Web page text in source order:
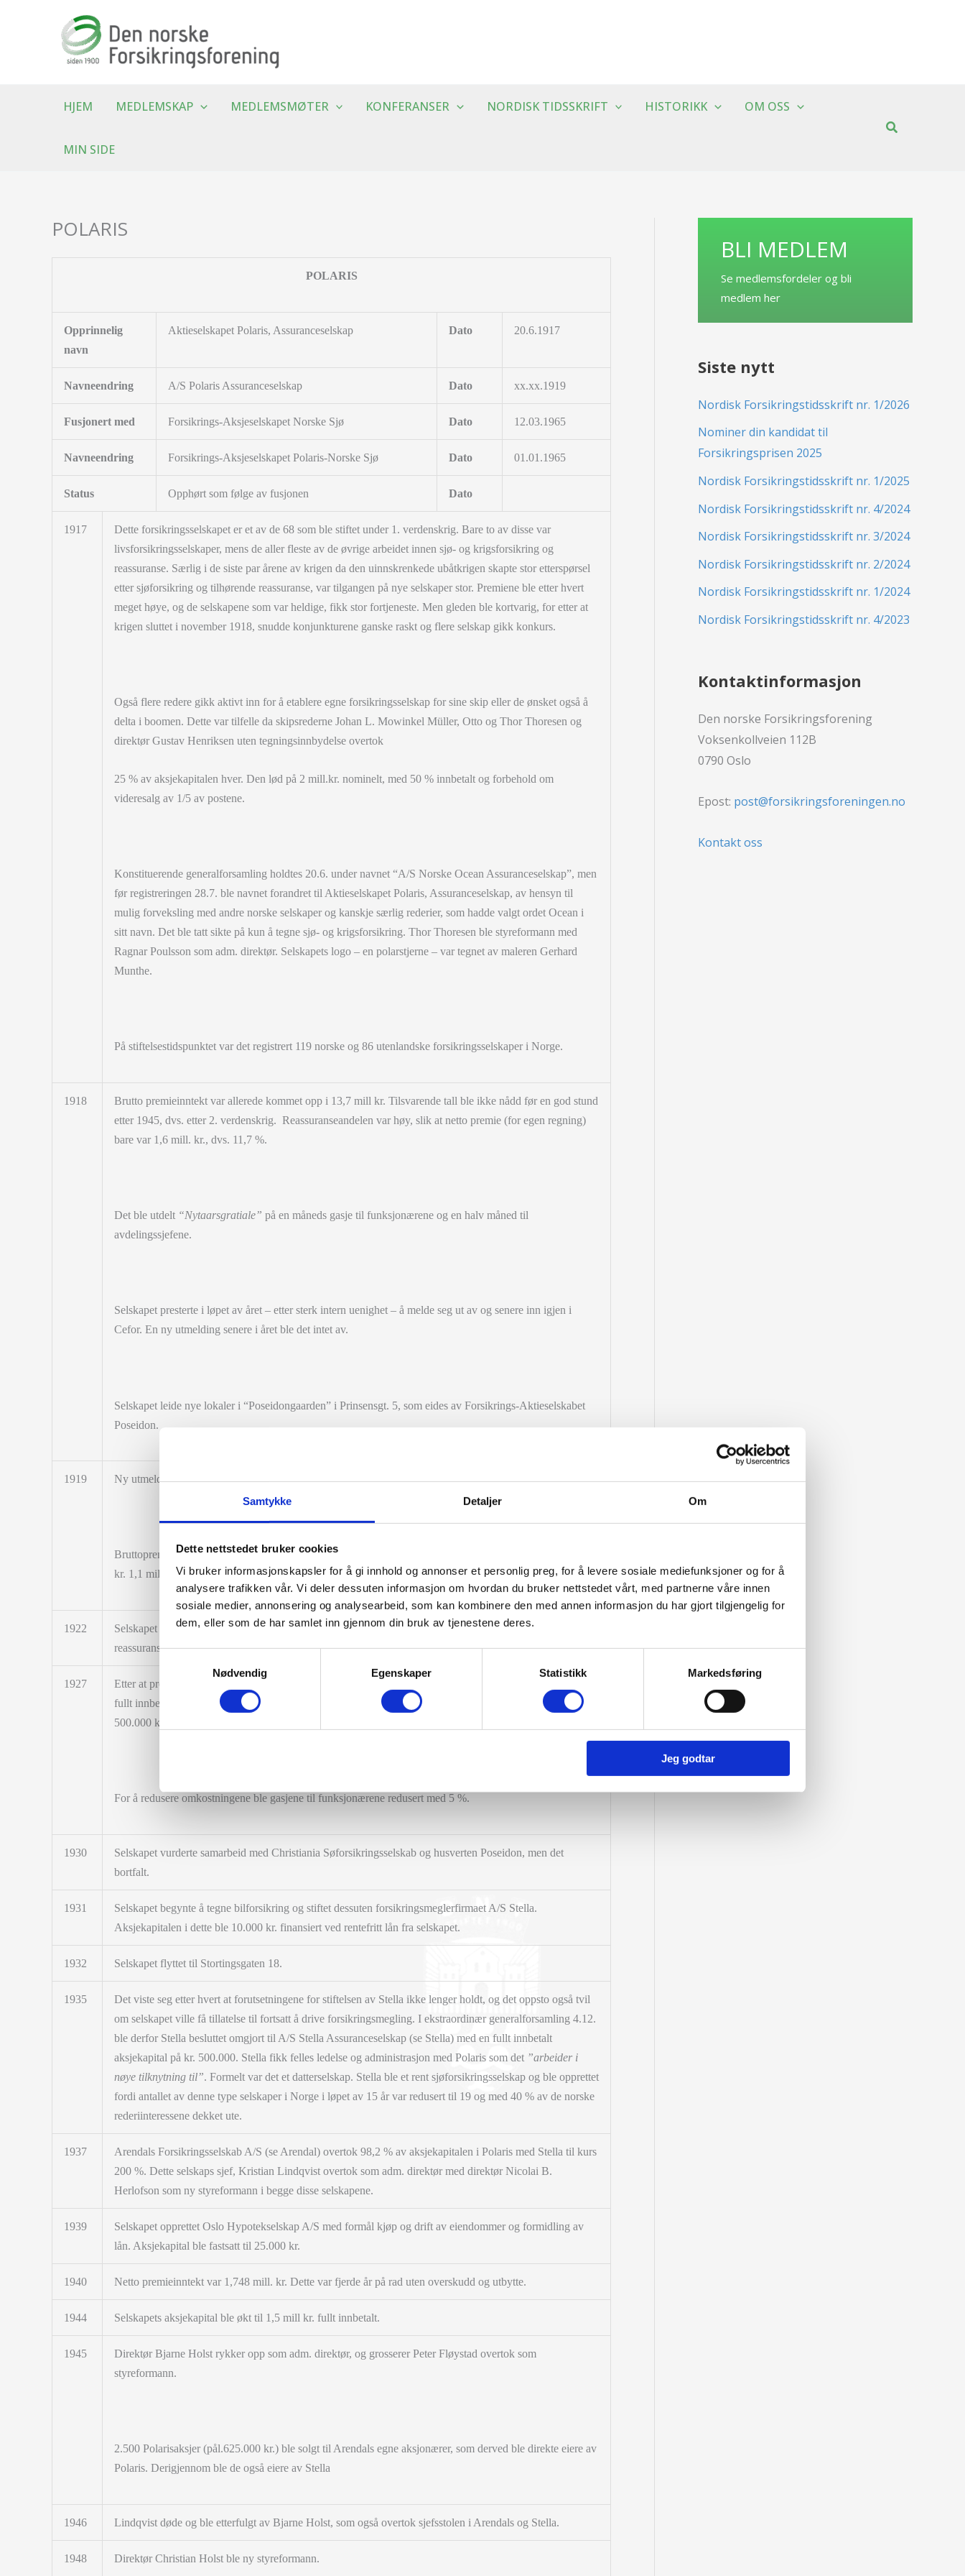
Samtykke Detaljer Om
Dette nettstedet bruker cookies
Vi bruker informasjonskapsler for å gi innhold og annonser et personlig preg, for å levere sosiale mediefunksjoner og for å
analysere trafikken vår. Vi deler dessuten informasjon om hvordan du bruker nettstedet vårt, med partnerne våre innen
sosiale medier, annonsering og analysearbeid, som kan kombinere den med annen informasjon du har gjort tilgjengelig for
dem, eller som de har samlet inn gjennom din bruk av tjenestene deres.
Samtykkevalg
Nødvendig
Egenskaper Statistikk Markedsføring
Jeg godtar
HJEM MEDLEMSKAP MEDLEMSMØTER KONFERANSER NORDISK TIDSSKRIFT HISTORIKK OM OSS
MIN SIDE
POLARIS
POLARIS
Opprinnelig
navn
Aktieselskapet Polaris, Assuranceselskap Dato 20.6.1917
Navneendring A/S Polaris Assuranceselskap Dato xx.xx.1919
Fusjonert med Forsikrings-Aksjeselskapet Norske Sjø Dato 12.03.1965
Navneendring Forsikrings-Aksjeselskapet Polaris-Norske Sjø Dato 01.01.1965
Status Opphørt som følge av fusjonen Dato
1917
Dette forsikringsselskapet er et av de 68 som ble stiftet under 1. verdenskrig. Bare to av disse var
livsforsikringsselskaper, mens de aller fleste av de øvrige arbeidet innen sjø- og krigsforsikring og
reassuranse. Særlig i de siste par årene av krigen da den uinnskrenkede ubåtkrigen skapte stor etterspørsel
etter sjøforsikring og tilhørende reassuranse, var tilgangen på nye selskaper stor. Premiene ble etter hvert
meget høye, og de selskapene som var heldige, fikk stor fortjeneste. Men gleden ble kortvarig, for etter at
krigen sluttet i november 1918, snudde konjunkturene ganske raskt og flere selskap gikk konkurs.
Også flere redere gikk aktivt inn for å etablere egne forsikringsselskap for sine skip eller de ønsket også å
delta i boomen. Dette var tilfelle da skipsrederne Johan L. Mowinkel Müller, Otto og Thor Thoresen og
direktør Gustav Henriksen uten tegningsinnbydelse overtok
25 % av aksjekapitalen hver. Den lød på 2 mill.kr. nominelt, med 50 % innbetalt og forbehold om
videresalg av 1/5 av postene.
Konstituerende generalforsamling holdtes 20.6. under navnet “A/S Norske Ocean Assuranceselskap”, men
før registreringen 28.7. ble navnet forandret til Aktieselskapet Polaris, Assuranceselskap, av hensyn til
mulig forveksling med andre norske selskaper og kanskje særlig rederier, som hadde valgt ordet Ocean i
sitt navn. Det ble tatt sikte på kun å tegne sjø- og krigsforsikring. Thor Thoresen ble styreformann med
Ragnar Poulsson som adm. direktør. Selskapets logo – en polarstjerne – var tegnet av maleren Gerhard
Munthe.
På stiftelsestidspunktet var det registrert 119 norske og 86 utenlandske forsikringsselskaper i Norge.
1918
Brutto premieinntekt var allerede kommet opp i 13,7 mill kr. Tilsvarende tall ble ikke nådd før en god stund
etter 1945, dvs. etter 2. verdenskrig. Reassuranseandelen var høy, slik at netto premie (for egen regning)
bare var 1,6 mill. kr., dvs. 11,7 %.
Det ble utdelt “Nytaarsgratiale” på en måneds gasje til funksjonærene og en halv måned til
avdelingssjefene.
Selskapet presterte i løpet av året – etter sterk intern uenighet – å melde seg ut av og senere inn igjen i
Cefor. En ny utmelding senere i året ble det intet av.
Selskapet leide nye lokaler i “Poseidongaarden” i Prinsensgt. 5, som eides av Forsikrings-Aktieselskabet
Poseidon.
1919 Ny utmeldelse av Cefor ble foretatt.
Bruttopremie var nå sunket til 9,1 mill. kr. og med konservativ egenregningspolitikk var nettopremien bare
kr. 1,1 mill. kr. Årets overskudd ble likevel hele kr. 400.000.
1922
Selskapet gikk sammen med A/S Wikborgs Assuranceselskap (se Vega) om felleskontor og felles
reassuranse for tegning av brannforsikring.
1927
Etter at premieinntekten nå var redusert til 4.0 mill kr. brutto, ble aksjekapitalen nedskrevet til 1 mill. kr.
fullt innbetalt. Etter overførsel fra disposisjonsfondet var reservefondet kommet opp i lovens krav på
500.000 kr.
For å redusere omkostningene ble gasjene til funksjonærene redusert med 5 %.
1930
Selskapet vurderte samarbeid med Christiania Søforsikringsselskab og husverten Poseidon, men det
bortfalt.
1931
Selskapet begynte å tegne bilforsikring og stiftet dessuten forsikringsmeglerfirmaet A/S Stella.
Aksjekapitalen i dette ble 10.000 kr. finansiert ved rentefritt lån fra selskapet.
1932 Selskapet flyttet til Stortingsgaten 18.
1935
Det viste seg etter hvert at forutsetningene for stiftelsen av Stella ikke lenger holdt, og det oppsto også tvil
om selskapet ville få tillatelse til fortsatt å drive forsikrings­megling. I ekstraordinær generalforsamling 4.12.
ble derfor Stella besluttet omgjort til A/S Stella Assuranceselskap (se Stella) med en fullt innbetalt
aksjekapital på kr. 500.000. Stella fikk felles ledelse og administrasjon med Polaris som det ”arbeider i
nøye tilknytning til”. Formelt var det et datterselskap. Stella ble et rent sjøforsikringsselskap og ble opprettet
fordi antallet av denne type selskaper i Norge i løpet av 15 år var redusert til 19 og med 40 % av de norske
rederiinteressene dekket ute.
1937
Arendals Forsikringsselskab A/S (se Arendal) overtok 98,2 % av aksjekapitalen i Polaris med Stella til kurs
200 %. Dette selskaps sjef, Kristian Lindqvist overtok som adm. direktør med direktør Nicolai B.
Herlofson som ny styreformann i begge disse selskapene.
1939
Selskapet opprettet Oslo Hypotekselskap A/S med formål kjøp og drift av eiendommer og formidling av
lån. Aksjekapital ble fastsatt til 25.000 kr.
1940 Netto premieinntekt var 1,748 mill. kr. Dette var fjerde år på rad uten overskudd og utbytte.
1944 Selskapets aksjekapital ble økt til 1,5 mill kr. fullt innbetalt.
1945
Direktør Bjarne Holst rykker opp som adm. direktør, og grosserer Peter Fløystad overtok som
styreformann.
2.500 Polarisaksjer (pål.625.000 kr.) ble solgt til Arendals egne aksjonærer, som derved ble direkte eiere av
Polaris. Derigjennom ble de også eiere av Stella
1946 Lindqvist døde og ble etterfulgt av Bjarne Holst, som også overtok sjefsstolen i Arendals og Stella.
1948 Direktør Christian Holst ble ny styreformann.
BLI MEDLEM
Se medlemsfordeler og bli
medlem her
Siste nytt
Nordisk Forsikringstidsskrift nr. 1/2026
Nominer din kandidat til
Forsikringsprisen 2025
Nordisk Forsikringstidsskrift nr. 1/2025
Nordisk Forsikringstidsskrift nr. 4/2024
Nordisk Forsikringstidsskrift nr. 3/2024
Nordisk Forsikringstidsskrift nr. 2/2024
Nordisk Forsikringstidsskrift nr. 1/2024
Nordisk Forsikringstidsskrift nr. 4/2023
Kontaktinformasjon
Den norske Forsikringsforening
Voksenkollveien 112B
0790 Oslo
Epost: post@forsikringsforeningen.no
Kontakt oss